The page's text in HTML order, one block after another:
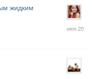
жидким
июн